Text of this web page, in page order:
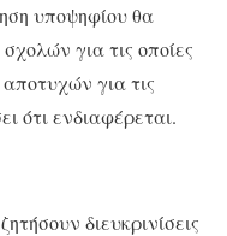
υποψηφίου θα
για τις οποίες
για τις
ότι ενδιαφέρεται.
διευκρινίσεις